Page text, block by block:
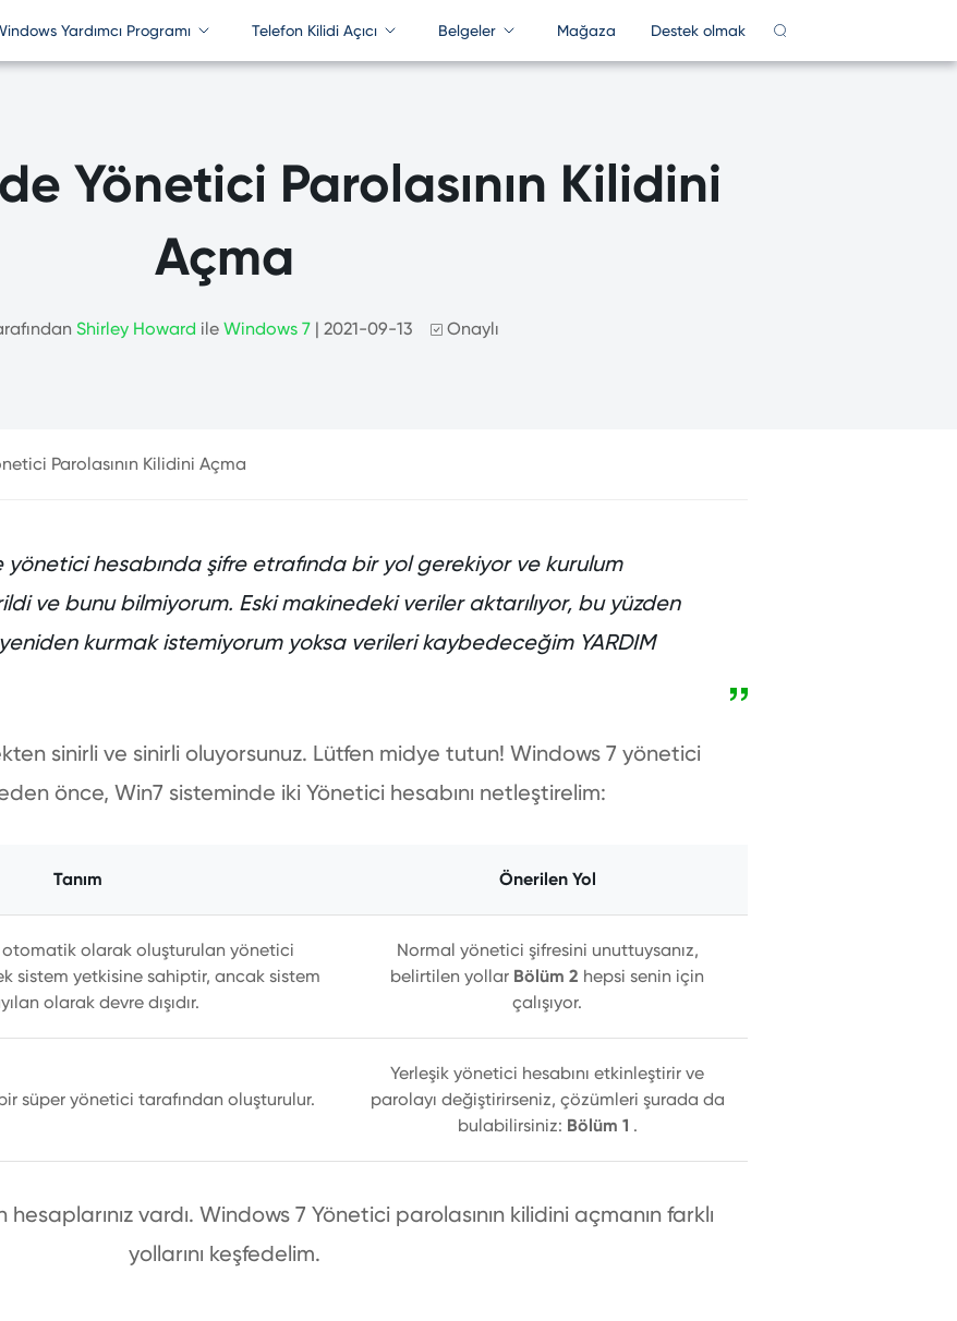
Yardımcı Programı
Duplicate File Deleter
Telefon Kilidi Açıcı
PassFab Android Unlock
PassFab iOS Password Manager
Belgeler
PassFab for Word
PassFab for Office
PassFab for RAR
PDF'yi Böl
Mağaza Destek olmak
Yönetici Parolasının Kilidini
Açma
Shirley Howard ile Windows 7 | 2021-09-13 Onaylı
Parolasının Kilidini Açma
yönetici hesabında şifre etrafında bir yol gerekiyor ve kurulum
ve bunu bilmiyorum. Eski makinedeki veriler aktarılıyor, bu yüzden
kurmak istemiyorum yoksa verileri kaybedeceğim YARDIM
sinirli ve sinirli oluyorsunuz. Lütfen midye tutun! Windows 7 yönetici
önce, Win7 sisteminde iki Yönetici hesabını netleştirelim:
Tanım Önerilen Yol
olarak oluşturulan yönetici
sistem yetkisine sahiptir, ancak sistem
olarak devre dışıdır.
Normal yönetici şifresini unuttuysanız,
belirtilen yollar Bölüm 2 hepsi senin için
çalışıyor.
bir süper yönetici tarafından oluşturulur.
Yerleşik yönetici hesabını etkinleştirir ve
parolayı değiştirirseniz, çözümleri şurada da
bulabilirsiniz: Bölüm 1 .
vardı. Windows 7 Yönetici parolasının kilidini açmanın farklı
yollarını keşfedelim.